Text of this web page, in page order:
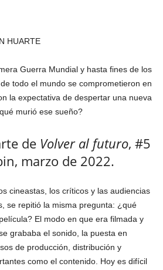
HUARTE
Guerra Mundial y hasta fines de los
todo el mundo se comprometieron en
la expectativa de despertar una nueva
murió ese sueño?
de Volver al futuro, #5
marzo de 2022.
cineastas, los críticos y las audiencias
se repitió la misma pregunta: ¿qué
El modo en que era filmada y
grababa el sonido, la puesta en
de producción, distribución y
como el contenido. Hoy es difícil